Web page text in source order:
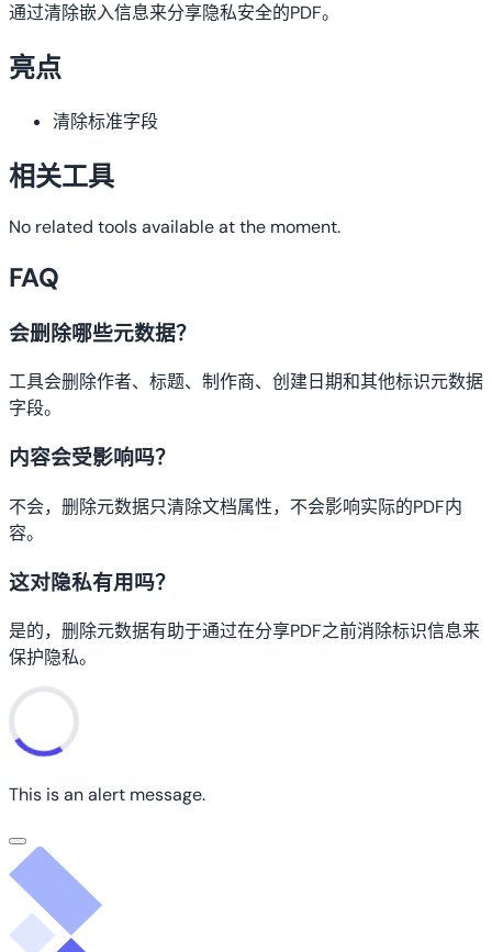
通过清除嵌入信息来分享隐私安全的PDF。
亮点
清除标准字段
相关工具
No related tools available at the moment.
FAQ
会删除哪些元数据？
工具会删除作者、标题、制作商、创建日期和其他标识元数据
字段。
内容会受影响吗？
不会，删除元数据只清除文档属性，不会影响实际的PDF内
容。
这对隐私有用吗？
是的，删除元数据有助于通过在分享PDF之前消除标识信息来
保护隐私。
This is an alert message.